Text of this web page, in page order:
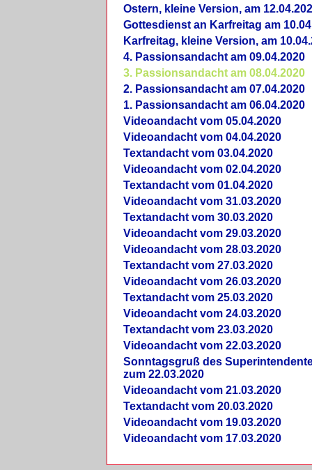
Ostern, kleine Version, am
Gottesdienst an Karfreitag am
Karfreitag, kleine Version, am
4. Passionsandacht am 09.04.2020
3. Passionsandacht am 08.04.2020
2. Passionsandacht am 07.04.2020
1. Passionsandacht am 06.04.2020
Videoandacht vom 05.04.2020
Videoandacht vom 04.04.2020
Textandacht vom 03.04.2020
Videoandacht vom 02.04.2020
Textandacht vom 01.04.2020
Videoandacht vom 31.03.2020
Textandacht vom 30.03.2020
Videoandacht vom 29.03.2020
Videoandacht vom 28.03.2020
Textandacht vom 27.03.2020
Videoandacht vom 26.03.2020
Textandacht vom 25.03.2020
Videoandacht vom 24.03.2020
Textandacht vom 23.03.2020
Videoandacht vom 22.03.2020
Sonntagsgruß des
zum 22.03.2020
Videoandacht vom 21.03.2020
Textandacht vom 20.03.2020
Videoandacht vom 19.03.2020
Videoandacht vom 17.03.2020